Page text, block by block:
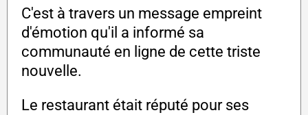
C'est à travers un message empreint
d'émotion qu'il a informé sa
communauté en ligne de cette triste
nouvelle.
Le restaurant était réputé pour ses